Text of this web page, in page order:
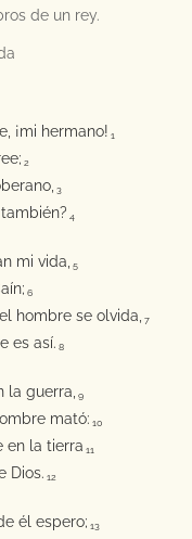
de un rey.
¡mi hermano! 1
2
3
4
mi vida, 5
6
hombre se olvida, 7
es así. 8
la guerra, 9
mató: 10
en la tierra 11
Dios. 12
él espero; 13